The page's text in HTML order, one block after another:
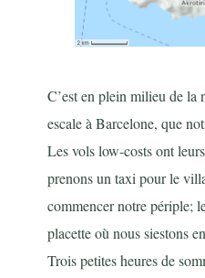
C’est en plein milieu de la
escale à Barcelone, que
Les vols low-costs ont
prenons un taxi pour le
commencer notre périple;
placette où nous siestons
Trois petites heures de